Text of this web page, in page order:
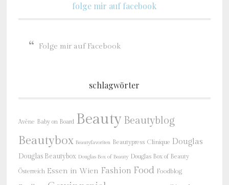
folge mir auf facebook
Folge mir auf Facebook
schlagwörter
Avène Baby on Board Beauty Beautyblog
Beautybox Beautyfavoriten Beautypress Clinique Douglas
Douglas Beautybox Douglas Box of Beauty Douglas Box of Beauty
Österreich Essen in Wien Fashion Food Foodblog